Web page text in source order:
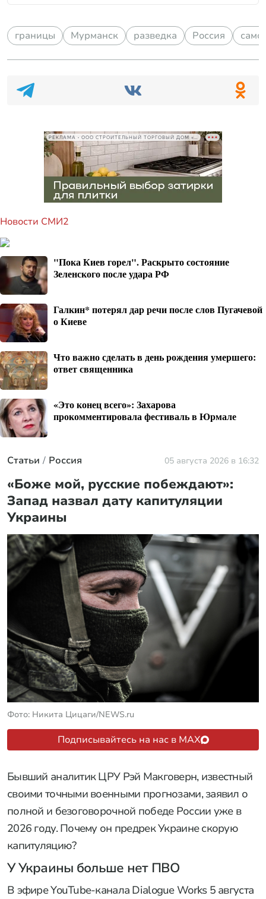
границы Мурманск разведка Россия
Новости СМИ2
"Пока Киев горел". Раскрыто состояние
Зеленского после удара РФ
Галкин* потерял дар речи после слов Пугачевой
о Киеве
Что важно сделать в день рождения умершего:
ответ священника
«Это конец всего»: Захарова
прокомментировала фестиваль в Юрмале
Статьи Россия 05 августа 2026 в 16:32
«Боже мой, русские побеждают»:
Запад назвал дату капитуляции
Украины
Фото: Никита Цицаги/NEWS.ru
Подписывайтесь на нас в MAX
Бывший аналитик ЦРУ Рэй Макговерн, известный
своими точными военными прогнозами, заявил о
полной и безоговорочной победе России уже в
2026 году. Почему он предрек Украине скорую
капитуляцию?
У Украины больше нет ПВО
В эфире YouTube-канала Dialogue Works 5 августа